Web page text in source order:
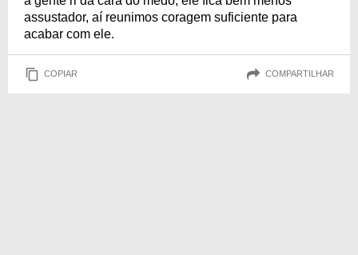
assustador, aí reunimos coragem suficiente para
acabar com ele.
COPIAR COMPARTILHAR